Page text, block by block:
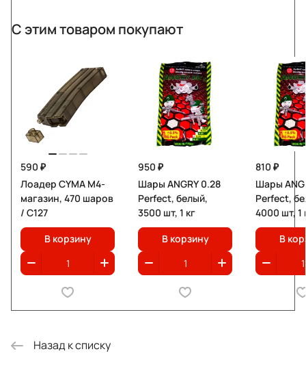
С этим товаром покупают
590 ₽
Лоадер CYMA M4-
магазин, 470 шаров
/ C127
В корзину
950 ₽
Шары ANGRY 0.28
Perfect, белый,
3500 шт, 1 кг
В корзину
810 ₽
Шары
Perfect,
4000 шт, 1
В
Назад к списку